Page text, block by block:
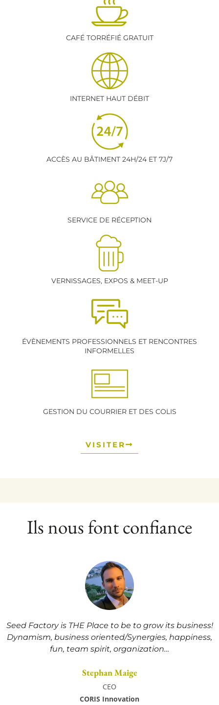
CAFÉ TORRÉFIÉ GRATUIT
INTERNET HAUT DÉBIT
ACCÈS AU BÂTIMENT 24H/24 ET 7J/7
SERVICE DE RÉCEPTION
VERNISSAGES, EXPOS & MEET-UP
ÉVÈNEMENTS PROFESSIONNELS ET RENCONTRES
INFORMELLES
GESTION DU COURRIER ET DES COLIS
VISITER
Ils nous font confiance
Seed Factory is THE Place to be to grow its business!
Dynamism, business oriented/Synergies, happiness,
fun, team spirit, organization…
Stephan Maige
CEO
CORIS Innovation